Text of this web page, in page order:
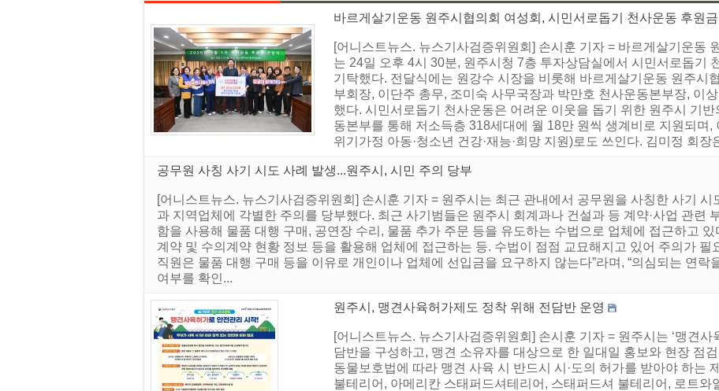
바르게살기운동 원주시협의회 여성회, 시민서로돕기 천사운동 후원
[어니스트뉴스. 뉴스기사검증위원회] 손시훈 기자 = 바르게살기운동
는 24일 오후 4시 30분, 원주시청 7층 투자상담실에서 시민서로돕기
기탁했다. 전달식에는 원강수 시장을 비롯해 바르게살기운동 원주시
부회장, 이단주 총무, 조미숙 사무국장과 박만호 천사운동본부장, 이
했다. 시민서로돕기 천사운동은 어려운 이웃을 돕기 위한 원주시 기
동본부를 통해 저소득층 318세대에 월 18만 원씩 생계비로 지원되며,
위기가정 아동·청소년 건강·재능·희망 지원)로도 쓰인다. 김미정 회장
공무원 사칭 사기 시도 사례 발생...원주시, 시민 주의 당부
[어니스트뉴스. 뉴스기사검증위원회] 손시훈 기자 = 원주시는 최근 관내에서 공무원을 사칭한 사기 시
과 지역업체에 각별한 주의를 당부했다. 최근 사기범들은 원주시 회계과나 건설과 등 계약·사업 관련
함을 사용해 물품 대행 구매, 공연장 수리, 물품 추가 주문 등을 유도하는 수법으로 업체에 접근하고
계약 및 수의계약 현황 정보 등을 활용해 업체에 접근하는 등. 수법이 점점 교묘해지고 있어 주의가 필
직원은 물품 대행 구매 등을 이유로 개인이나 업체에 선입금을 요구하지 않는다”라며, “의심되는 연락
여부를 확인...
원주시, 맹견사육허가제도 정착 위해 전담반 운영
[어니스트뉴스. 뉴스기사검증위원회] 손시훈 기자 = 원주시는 ‘맹견사
담반을 구성하고, 맹견 소유자를 대상으로 한 일대일 홍보와 현장 점
동물보호법에 따라 맹견 사육 시 반드시 시·도의 허가를 받아야 하는
불테리어, 아메리칸 스태퍼드셔테리어, 스태퍼드셔 불테리어, 로트와